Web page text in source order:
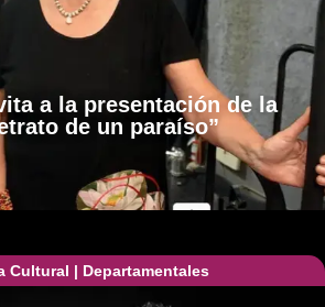
a la presentación de la
de un paraíso”
Cultural | Departamentales